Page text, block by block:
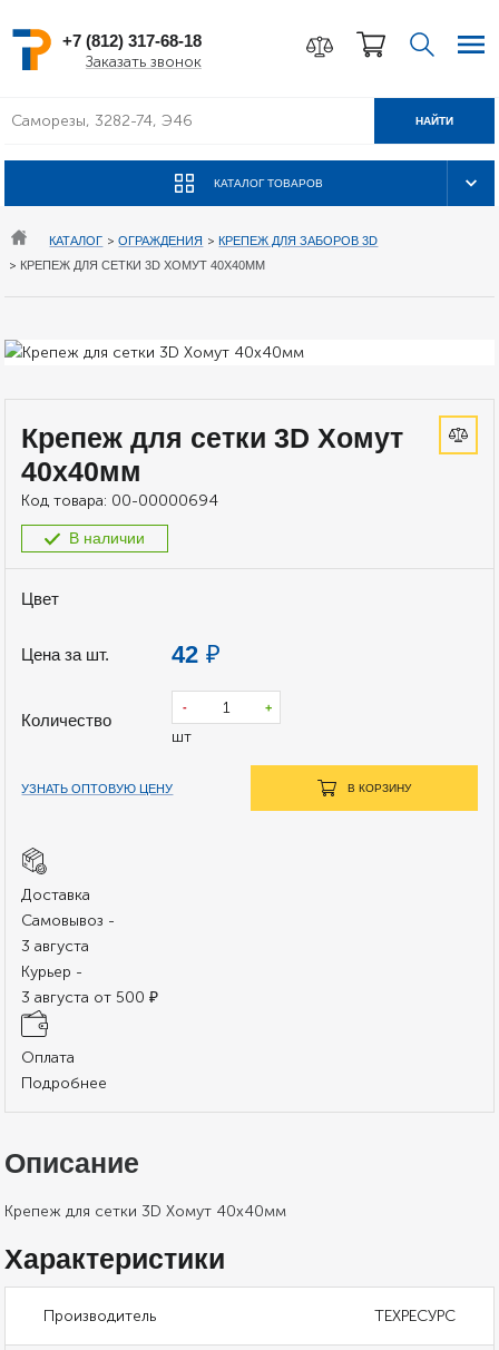
+7 (812) 317-68-18
Заказать звонок
КАТАЛОГ ТОВАРОВ
НАЙТИ
КАТАЛОГ >ОГРАЖДЕНИЯ >КРЕПЕЖ ДЛЯ ЗАБОРОВ 3D
> КРЕПЕЖ ДЛЯ СЕТКИ 3D ХОМУТ 40Х40ММ
Крепеж для сетки 3D Хомут
40х40мм
Код товара: 00-00000694
В наличии
Цвет
Цена за шт. 42 ₽
Количество
- +
шт
УЗНАТЬ ОПТОВУЮ ЦЕНУ В КОРЗИНУ
Доставка
Самовывоз -
3 августа
Курьер -
3 августа от 500 ₽
Оплата
Подробнее
Описание
Крепеж для сетки 3D Хомут 40х40мм
Характеристики
Производитель ТЕХРЕСУРС